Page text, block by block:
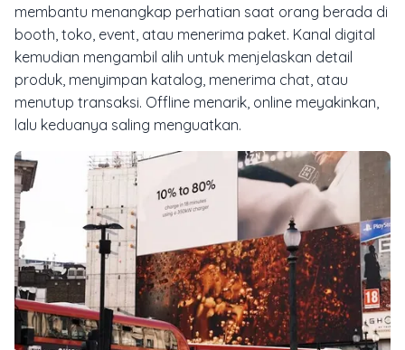
membantu menangkap perhatian saat orang berada di
booth, toko, event, atau menerima paket. Kanal digital
kemudian mengambil alih untuk menjelaskan detail
produk, menyimpan katalog, menerima chat, atau
menutup transaksi. Offline menarik, online meyakinkan,
lalu keduanya saling menguatkan.